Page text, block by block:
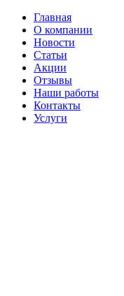
Главная
О компании
Новости
Статьи
Акции
Отзывы
Наши работы
Контакты
Услуги